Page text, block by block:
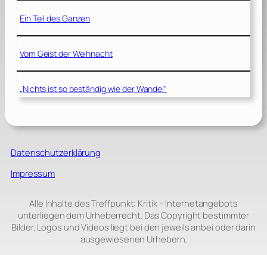
Ein Teil des Ganzen
Vom Geist der Weihnacht
„Nichts ist so beständig wie der Wandel“
Datenschutzerklärung
Impressum
Alle Inhalte des Treffpunkt: Kritik – Internetangebots
unterliegen dem Urheberrecht. Das Copyright bestimmter
Bilder, Logos und Videos liegt bei den jeweils anbei oder darin
ausgewiesenen Urhebern.